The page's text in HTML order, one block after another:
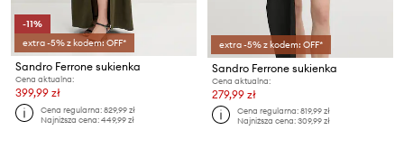
-11%
extra -5% z kodem: OFF*
Sandro Ferrone sukienka
Cena aktualna:
399,99 zł
Cena regularna:829,99 zł
Najniższa cena:449,99 zł
extra -5% z kodem: OFF*
Sandro Ferrone sukienka
Cena aktualna:
279,99 zł
Cena regularna:819,99 zł
Najniższa cena:309,99 zł